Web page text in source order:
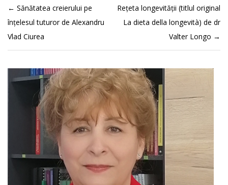
← Sănătatea creierului pe
înțelesul tuturor de Alexandru
Vlad Ciurea
Rețeta longevității (titlul original
La dieta della longevità) de dr
Valter Longo →